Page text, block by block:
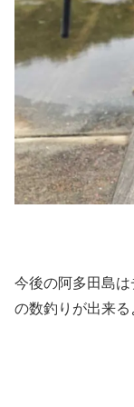
今後の阿多田島
の数釣りが出来